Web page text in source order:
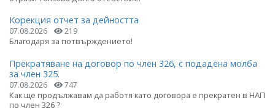
Корекция отчет за дейността
07.08.2026 219
Благодаря за потвърждението!
Прекратяване на договор по член 326, с подадена молба
за член 325.
07.08.2026 747
Как ще продължавам да работя като договора е прекратен в НАП
по член 326 ?